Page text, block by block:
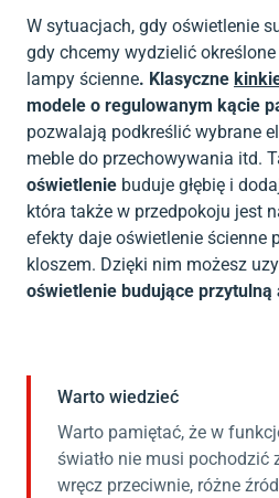
W sytuacjach, gdy oświetlenie
gdy chcemy wydzielić
lampy ścienne. Klasyczne
modele o regulowanym kącie
pozwalają podkreślić wybrane
meble do przechowywania itd.
oświetlenie buduje głębię i
która także w przedpokoju jest
efekty daje oświetlenie ścienne
kloszem. Dzięki nim możesz
oświetlenie budujące przytulną
Warto wiedzieć
Warto pamiętać, że w
światło nie musi pochodzić
wręcz przeciwnie, różne